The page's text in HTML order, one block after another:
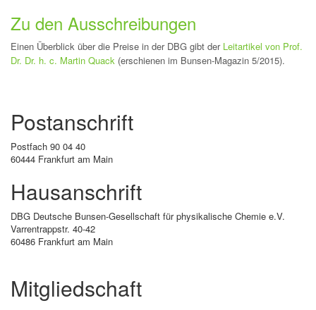
Zu den Ausschreibungen
Einen Überblick über die Preise in der DBG gibt derLeitartikel von Prof.
Dr. Dr. h. c. Martin Quack (erschienen im Bunsen-Magazin 5/2015).
Postanschrift
Postfach 90 04 40
60444 Frankfurt am Main
Hausanschrift
DBG Deutsche Bunsen-Gesellschaft für physikalische Chemie e.V.
Varrentrappstr. 40-42
60486 Frankfurt am Main
Mitgliedschaft